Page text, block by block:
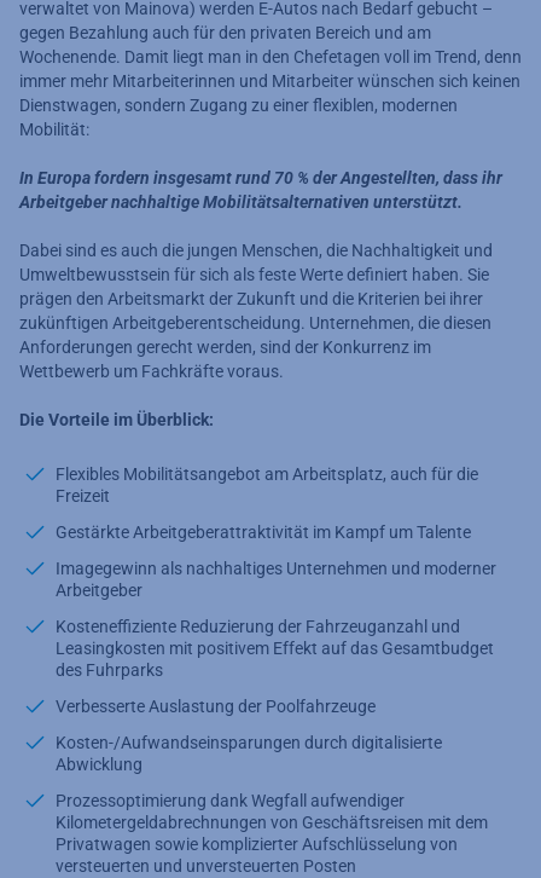
verwaltet von Mainova) werden E-Autos nach Bedarf gebucht –
gegen Bezahlung auch für den privaten Bereich und am
Wochenende. Damit liegt man in den Chefetagen voll im Trend, denn
immer mehr Mitarbeiterinnen und Mitarbeiter wünschen sich keinen
Dienstwagen, sondern Zugang zu einer flexiblen, modernen
Mobilität:
In Europa fordern insgesamt rund 70 % der Angestellten, dass ihr
Arbeitgeber nachhaltige Mobilitätsalternativen unterstützt.
Dabei sind es auch die jungen Menschen, die Nachhaltigkeit und
Umweltbewusstsein für sich als feste Werte definiert haben. Sie
prägen den Arbeitsmarkt der Zukunft und die Kriterien bei ihrer
zukünftigen Arbeitgeberentscheidung. Unternehmen, die diesen
Anforderungen gerecht werden, sind der Konkurrenz im
Wettbewerb um Fachkräfte voraus.
Die Vorteile im Überblick:
Flexibles Mobilitätsangebot am Arbeitsplatz, auch für die
Freizeit
Gestärkte Arbeitgeberattraktivität im Kampf um Talente
Imagegewinn als nachhaltiges Unternehmen und moderner
Arbeitgeber
Kosteneffiziente Reduzierung der Fahrzeuganzahl und
Leasingkosten mit positivem Effekt auf das Gesamtbudget
des Fuhrparks
Verbesserte Auslastung der Poolfahrzeuge
Kosten-/Aufwandseinsparungen durch digitalisierte
Abwicklung
Prozessoptimierung dank Wegfall aufwendiger
Kilometergeldabrechnungen von Geschäftsreisen mit dem
Privatwagen sowie komplizierter Aufschlüsselung von
versteuerten und unversteuerten Posten